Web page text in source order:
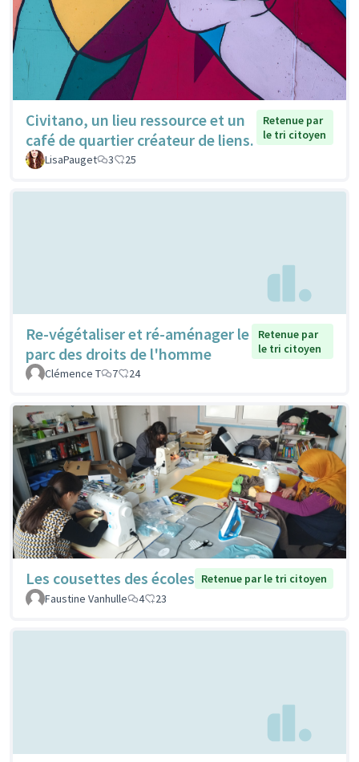
Civitano, un lieu ressource et un
café de quartier créateur de liens.
Retenue par
le tri citoyen
LisaPauget
3 25
Re-végétaliser et ré-aménager le
parc des droits de l'homme
Retenue par
le tri citoyen
Clémence T
7 24
Les cousettes des écoles Retenue par le tri citoyen
Faustine Vanhulle
4 23